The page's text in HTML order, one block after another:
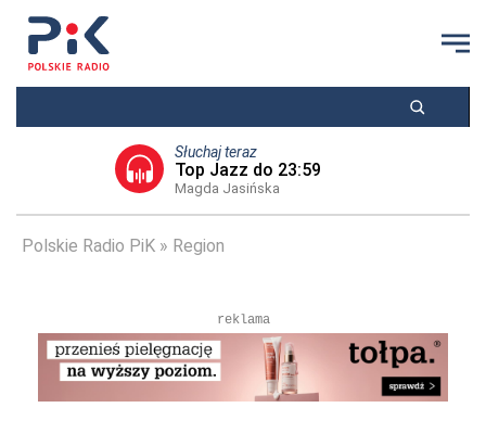
Słuchaj teraz
Top Jazz do 23:59
Magda Jasińska
Polskie Radio PiK Region
reklama